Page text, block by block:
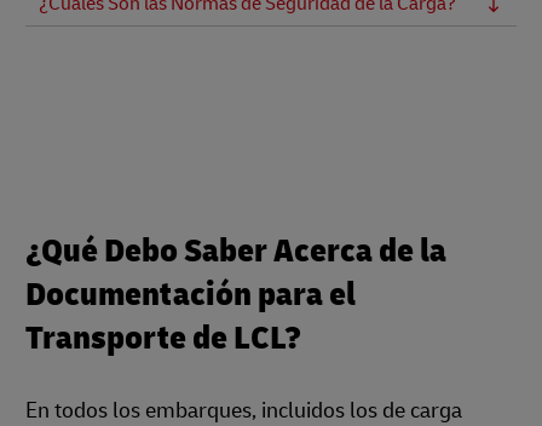
¿Qué Debo Saber Acerca de la
Documentación para el
Transporte de LCL?
En todos los embarques, incluidos los de carga